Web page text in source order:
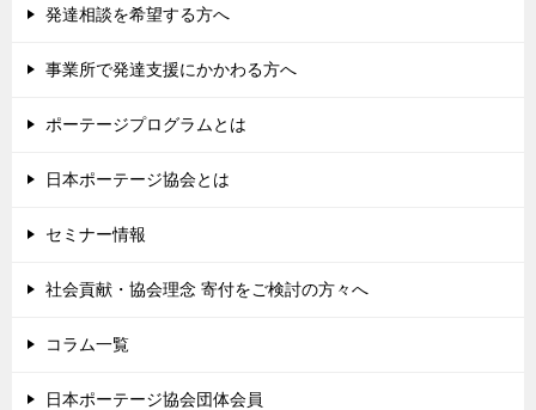
発達相談を希望する方へ
事業所で発達支援にかかわる方へ
ポーテージプログラムとは
日本ポーテージ協会とは
セミナー情報
社会貢献・協会理念 寄付をご検討の方々へ
コラム一覧
日本ポーテージ協会団体会員